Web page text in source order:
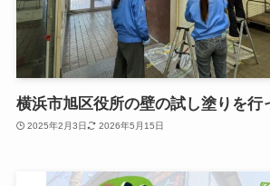
横浜市旭区役所の壁の試し塗りを行
2025年2月3日 2026年5月15日